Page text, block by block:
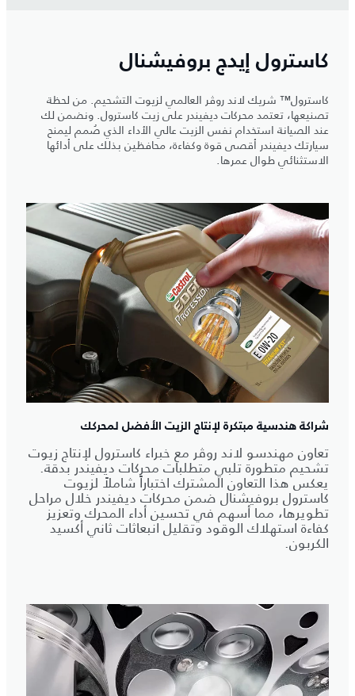
كاسترول إيدج بروفيشنال
كاسترول™ شريك لاند روڤر العالمي لزيوت التشحيم. من لحظة
تصنيعها، تعتمد محركات ديفيندر على زيت كاسترول. ونضمن لك
عند الصيانة استخدام نفس الزيت عالي الأداء الذي صُمم ليمنح
سيارتك ديفيندر أقصى قوة وكفاءة، محافظين بذلك على أدائها
الاستثنائي طوال عمرها.
شراكة هندسية مبتكرة لإنتاج الزيت الأفضل لمحركك
تعاون مهندسو لاند روڤر مع خبراء كاسترول لإنتاج زيوت
تشحيم متطورة تلبي متطلبات محركات ديفيندر بدقة.
يعكس هذا التعاون المشترك اختباراً شاملاً لزيوت
كاسترول بروفيشنال ضمن محركات ديفيندر خلال مراحل
تطويرها، مما أسهم في تحسين أداء المحرك وتعزيز
كفاءة استهلاك الوقود وتقليل انبعاثات ثاني أكسيد
الكربون.